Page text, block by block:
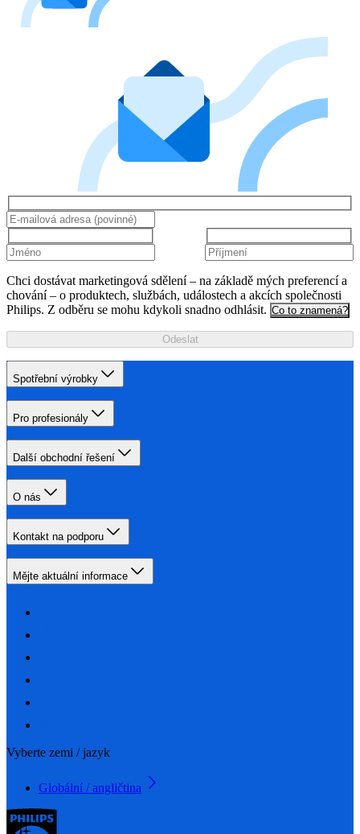
Chci dostávat marketingová sdělení – na základě mých preferencí a
chování – o produktech, službách, událostech a akcích společnosti
Philips. Z odběru se mohu kdykoli snadno odhlásit. Co to znamená?
Odeslat
Spotřební výrobky
Pro profesionály
Další obchodní řešení
O nás
Kontakt na podporu
Mějte aktuální informace
Vyberte zemi / jazyk
Globální / angličtina